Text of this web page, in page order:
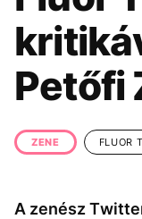
ZENE
KULTÚRA
FILM +
KÖZÉLET
FIDESZ
HBO
MAJKA
Petőfi
ZENE FLUOR
A zenész